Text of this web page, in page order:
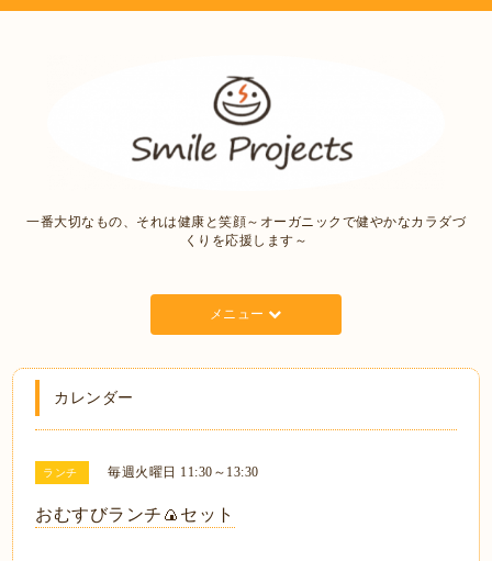
一番大切なもの、それは健康と笑顔～オーガニックで健やかなカラダづ
くりを応援します～
メニュー
カレンダー
ランチ 毎週火曜日 11:30～13:30
おむすびランチ🍙セット